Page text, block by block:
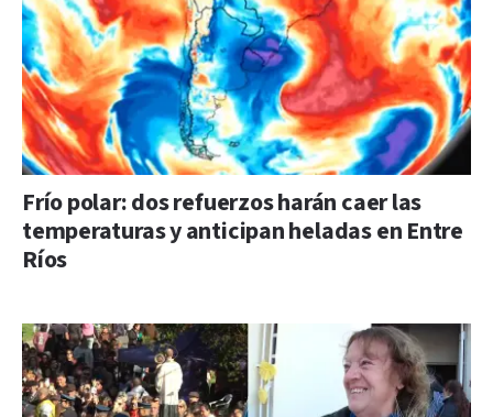
Frío polar: dos refuerzos harán caer las
temperaturas y anticipan heladas en Entre
Ríos